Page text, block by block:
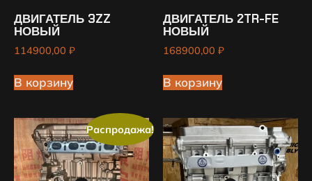
ДВИГАТЕЛЬ 3ZZ
НОВЫЙ
114900,00 ₽
В корзину
ДВИГАТЕЛЬ 2TR-FE
НОВЫЙ
168900,00 ₽
В корзину
Распродажа!